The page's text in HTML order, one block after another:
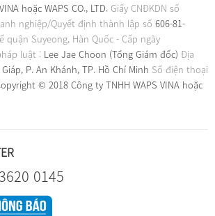
hoặc WAPS CO., LTD. Giấy CNĐKDN số
nghiệp/Quyết định thành lập số 606-81-
quận Suyeong, Hàn Quốc - Cấp ngày
luật : Lee Jae Choon (Tổng Giám đốc) Địa
P. An Khánh, TP. Hồ Chí Minh Số điện thoại
© 2018 Công ty TNHH WAPS VINA hoặc
0145